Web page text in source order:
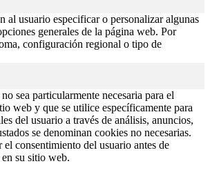
al usuario especificar o personalizar algunas
generales de la página web. Por
configuración regional o tipo de
sea particularmente necesaria para el
web y que se utilice específicamente para
del usuario a través de análisis, anuncios,
se denominan cookies no necesarias.
consentimiento del usuario antes de
su sitio web.